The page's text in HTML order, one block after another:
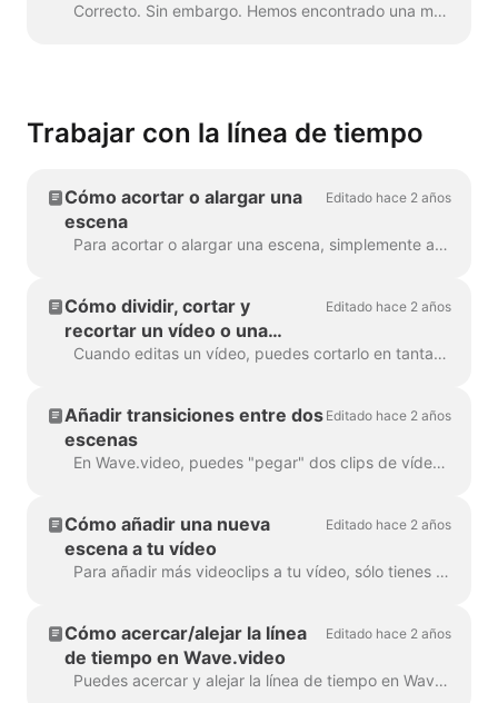
Correcto. Sin embargo. Hemos encontrado una manera de evitar esto, gracias a un usuario creativo y nuestro equipo de soporte. Todo lo que necesitas hacer es crear un archivo vectorial/ima...
Trabajar con la línea de tiempo
Cómo acortar o alargar una
escena
Editado hace 2 años
Para acortar o alargar una escena, simplemente arrastra el fotograma a lo largo de la línea de tiempo, así: Si tu escena es un vídeo, observa que a la derecha...
Cómo dividir, cortar y
recortar un vídeo o una
escena de vídeo
Editado hace 2 años
Cuando editas un vídeo, puedes cortarlo en tantas partes como quieras, con un simple clic en la línea de tiempo y pulsando el icono de las tijeras. Puedes insertar...
Añadir transiciones entre dos
escenas
Editado hace 2 años
En Wave.video, puedes "pegar" dos clips de vídeo añadiendo transiciones entre dos escenas. Una transición es una técnica de edición de vídeo que permite...
Cómo añadir una nueva
escena a tu vídeo
Editado hace 2 años
Para añadir más videoclips a tu vídeo, sólo tienes que hacer clic en el icono Más de la línea de tiempo. Esto te mostrará todas las opciones. Para eliminar una escena...
Cómo acercar/alejar la línea
de tiempo en Wave.video
Editado hace 2 años
Puedes acercar y alejar la línea de tiempo en Wave.video para que el proceso de edición sea más cómodo y preciso. La función se encuentra debajo de la l...